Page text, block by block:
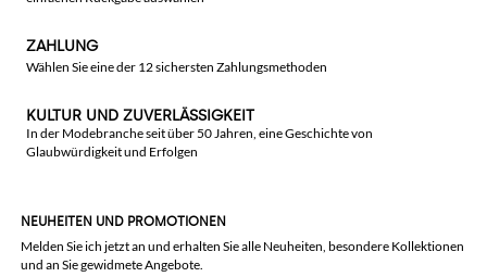
ZAHLUNG
Wählen Sie eine der 12 sichersten Zahlungsmethoden
KULTUR UND ZUVERLÄSSIGKEIT
In der Modebranche seit über 50 Jahren, eine Geschichte von
Glaubwürdigkeit und Erfolgen
NEUHEITEN UND PROMOTIONEN
Melden Sie ich jetzt an und erhalten Sie alle Neuheiten, besondere Kollektionen
und an Sie gewidmete Angebote.